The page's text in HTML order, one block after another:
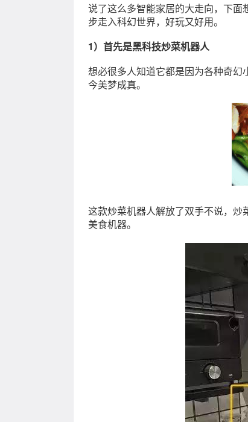
说了这么多智能家居的大走向，下
步走入科幻世界，好玩又好用。
1）首先是黑科技炒菜机器人
想必很多人知道它都是因为各种奇
今美梦成真。
这款炒菜机器人解放了双手不说，
美食机器。